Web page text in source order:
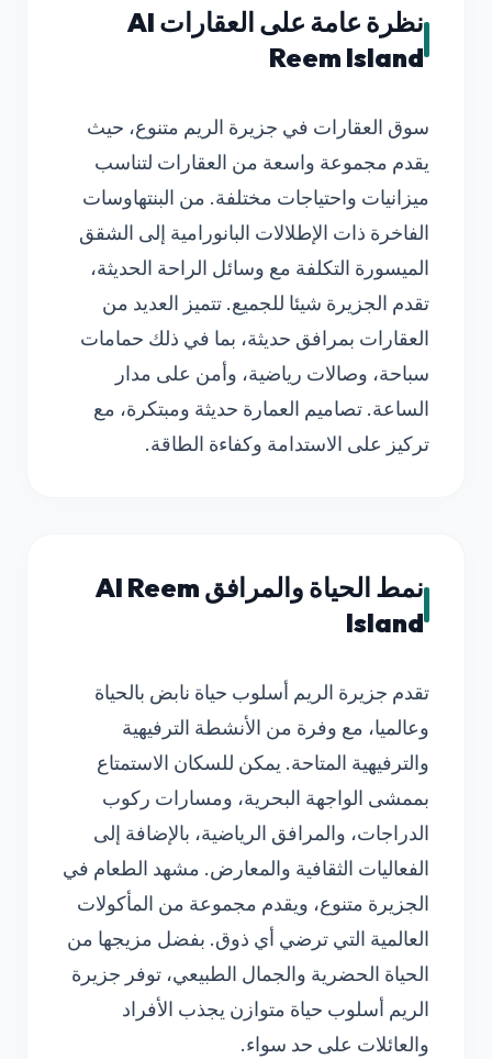
نظرة عامة على العقارات Al
Reem Island
سوق العقارات في جزيرة الريم متنوع، حيث
يقدم مجموعة واسعة من العقارات لتناسب
ميزانيات واحتياجات مختلفة. من البنتهاوسات
الفاخرة ذات الإطلالات البانورامية إلى الشقق
الميسورة التكلفة مع وسائل الراحة الحديثة،
تقدم الجزيرة شيئا للجميع. تتميز العديد من
العقارات بمرافق حديثة، بما في ذلك حمامات
سباحة، وصالات رياضية، وأمن على مدار
الساعة. تصاميم العمارة حديثة ومبتكرة، مع
تركيز على الاستدامة وكفاءة الطاقة.
نمط الحياة والمرافق Al Reem
Island
تقدم جزيرة الريم أسلوب حياة نابض بالحياة
وعالميا، مع وفرة من الأنشطة الترفيهية
والترفيهية المتاحة. يمكن للسكان الاستمتاع
بممشى الواجهة البحرية، ومسارات ركوب
الدراجات، والمرافق الرياضية، بالإضافة إلى
الفعاليات الثقافية والمعارض. مشهد الطعام في
الجزيرة متنوع، ويقدم مجموعة من المأكولات
العالمية التي ترضي أي ذوق. بفضل مزيجها من
الحياة الحضرية والجمال الطبيعي، توفر جزيرة
الريم أسلوب حياة متوازن يجذب الأفراد
والعائلات على حد سواء.